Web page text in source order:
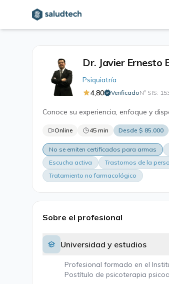
Dr. Javier Ernesto
Psiquiatría
4,80
VerificadoNº SIS:
Conoce su experiencia, enfoque y
Online 45 min Desde $ 85.000
No se emiten certificados para armas
Escucha activa
Trastornos de la
Tratamiento no farmacológico
Sobre el profesional
Universidad y estudios
Profesional formado en el
Postítulo de psicoterapia